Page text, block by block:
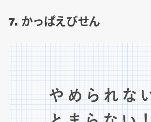
7. かっぱえびせん